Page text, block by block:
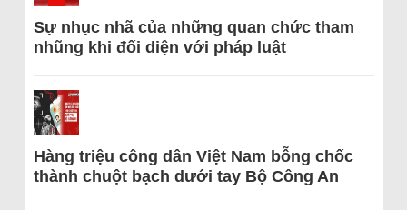
Sự nhục nhã của những quan chức tham
nhũng khi đối diện với pháp luật
Hàng triệu công dân Việt Nam bỗng chốc
thành chuột bạch dưới tay Bộ Công An